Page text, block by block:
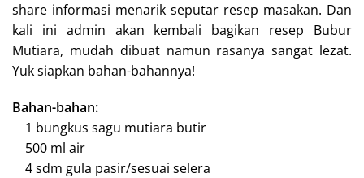
share informasi menarik seputar resep masakan. Dan
kali ini admin akan kembali bagikan resep Bubur
Mutiara, mudah dibuat namun rasanya sangat lezat.
Yuk siapkan bahan-bahannya!
Bahan-bahan:
1 bungkus sagu mutiara butir
500 ml air
4 sdm gula pasir/sesuai selera